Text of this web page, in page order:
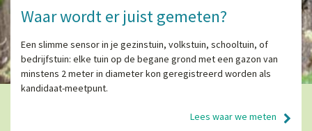
Waar wordt er juist gemeten?
Een slimme sensor in je gezinstuin, volkstuin, schooltuin, of
bedrijfstuin: elke tuin op de begane grond met een gazon van
minstens 2 meter in diameter kon geregistreerd worden als
kandidaat-meetpunt.
Lees waar we meten